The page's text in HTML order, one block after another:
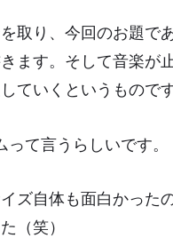
取り、今回のお題で
ます。そして音楽が
ていくというものです
って言うらしいです。
ズ自体も面白かった
（笑）